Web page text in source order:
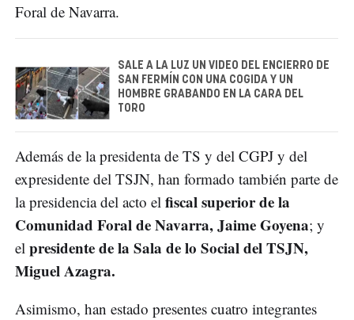
Foral de Navarra.
SALE A LA LUZ UN VIDEO DEL ENCIERRO DE
SAN FERMÍN CON UNA COGIDA Y UN
HOMBRE GRABANDO EN LA CARA DEL
TORO
Además de la presidenta de TS y del CGPJ y del
expresidente del TSJN, han formado también parte de
la presidencia del acto el fiscal superior de la
Comunidad Foral de Navarra, Jaime Goyena; y
el presidente de la Sala de lo Social del TSJN,
Miguel Azagra.
Asimismo, han estado presentes cuatro integrantes